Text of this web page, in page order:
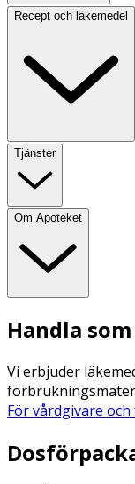
Recept och läkemedel
Tjänster
Om Apoteket
Handla
Vi erbjuder
För vårdgivare